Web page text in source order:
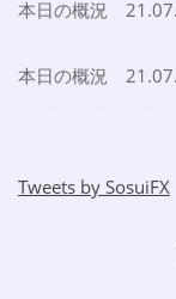
本日の概況
本日の概況
Tweets by SosuiFX